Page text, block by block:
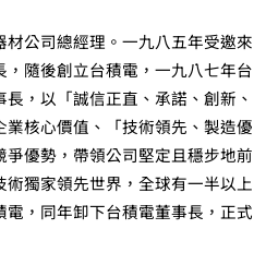
公司總經理。一九八五年受邀來
隨後創立台積電，一九八七年台
，以「誠信正直、承諾、創新、
核心價值、「技術領先、製造優
優勢，帶領公司堅定且穩步地前
獨家領先世界，全球有一半以上
，同年卸下台積電董事長，正式